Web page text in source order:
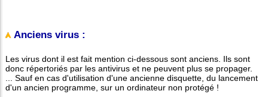
Anciens virus :
Les virus dont il est fait mention ci-dessous sont anciens. Ils sont
donc répertoriés par les antivirus et ne peuvent plus se propager.
... Sauf en cas d'utilisation d'une ancienne disquette, du lancement
d'un ancien programme, sur un ordinateur non protégé !